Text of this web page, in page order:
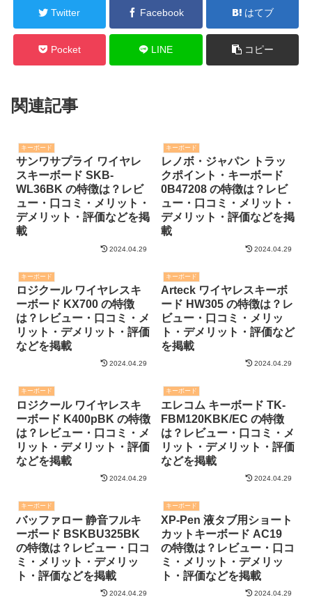
Twitter Facebook はてブ
Pocket LINE コピー
関連記事
キーボード
サンワサプライ ワイヤレ
スキーボード SKB-
WL36BK の特徴は？レビ
ュー・口コミ・メリット・
デメリット・評価などを掲
載
2024.04.29
キーボード
レノボ・ジャパン トラッ
クポイント・キーボード
0B47208 の特徴は？レビ
ュー・口コミ・メリット・
デメリット・評価などを掲
載
2024.04.29
キーボード
ロジクール ワイヤレスキ
ーボード KX700 の特徴
は？レビュー・口コミ・メ
リット・デメリット・評価
などを掲載
2024.04.29
キーボード
Arteck ワイヤレスキーボ
ード HW305 の特徴は？レ
ビュー・口コミ・メリッ
ト・デメリット・評価など
を掲載
2024.04.29
キーボード
ロジクール ワイヤレスキ
ーボード K400pBK の特徴
は？レビュー・口コミ・メ
リット・デメリット・評価
などを掲載
2024.04.29
キーボード
エレコム キーボード TK-
FBM120KBK/EC の特徴
は？レビュー・口コミ・メ
リット・デメリット・評価
などを掲載
2024.04.29
キーボード
バッファロー 静音フルキ
ーボード BSKBU325BK
の特徴は？レビュー・口コ
ミ・メリット・デメリッ
ト・評価などを掲載
2024.04.29
キーボード
XP-Pen 液タブ用ショート
カットキーボード AC19
の特徴は？レビュー・口コ
ミ・メリット・デメリッ
ト・評価などを掲載
2024.04.29